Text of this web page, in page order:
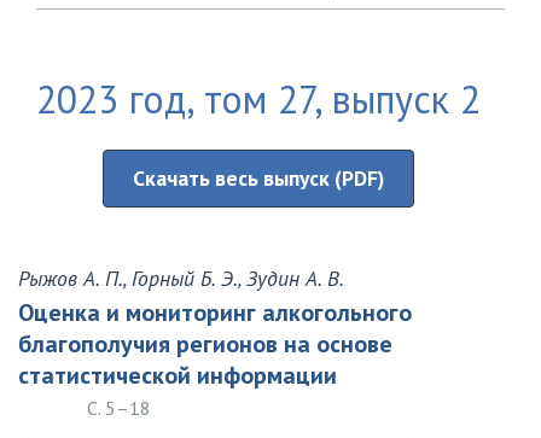
2023 год, том 27, выпуск 2
Скачать весь выпуск (PDF)
Рыжов А. П., Горный Б. Э., Зудин А. В.
Оценка и мониторинг алкогольного
благополучия регионов на основе
статистической информации
С. 5–18